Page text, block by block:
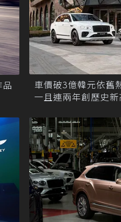
車價破3億韓元依
一且連兩年創歷史新